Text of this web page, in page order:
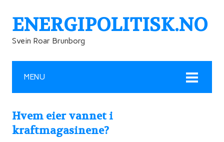
ENERGIPOLITISK.NO
Svein Roar Brunborg
MENU
Hvem eier vannet i
kraftmagasinene?